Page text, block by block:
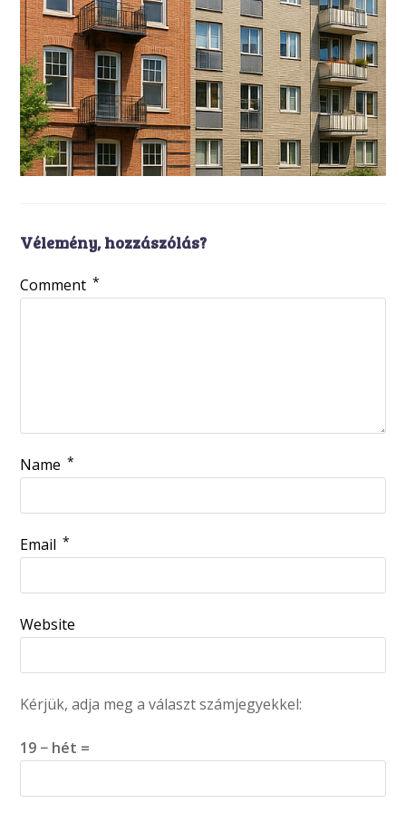
Vélemény, hozzászólás?
Comment *
Name *
Email *
Website
Kérjük, adja meg a választ számjegyekkel:
19 − hét =